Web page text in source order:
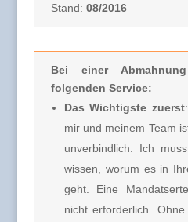
Stand: 08/2016
Bei einer
folgenden Service:
Das Wichtigste zuerst
mir und meinem Team
unverbindlich. Ich muss
wissen, worum es in
geht. Eine
nicht erforderlich. Ohne